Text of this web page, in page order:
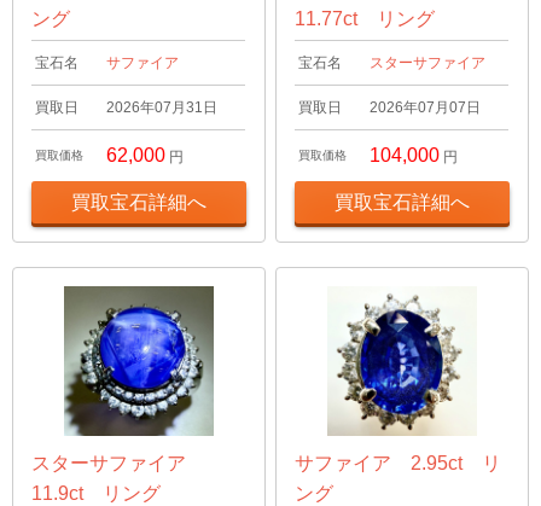
ング
宝石名 サファイア
買取日 2026年07月31日
買取価格 62,000 円
買取宝石詳細へ
11.77ct リング
宝石名 スターサファイア
買取日 2026年07月07日
買取価格 104,000 円
買取宝石詳細へ
スターサファイア
11.9ct リング
サファイア 2.95ct リ
ング